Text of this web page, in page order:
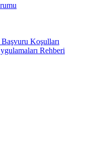
Başvuru Koşulları
Rehberi